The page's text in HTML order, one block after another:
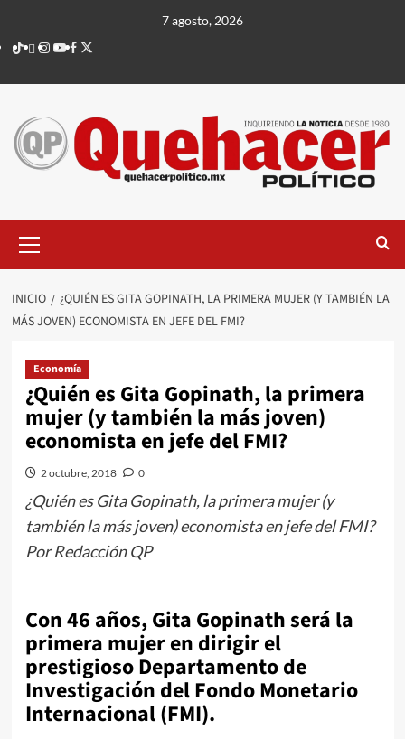
contenido
7 agosto, 2026
TikTok
threads
Instagram
Youtube
Facebook
X
principal
INICIO
¿QUIÉN ES GITA GOPINATH, LA PRIMERA MUJER (Y TAMBIÉN LA
MÁS JOVEN) ECONOMISTA EN JEFE DEL FMI?
Economía
¿Quién es Gita Gopinath, la primera
mujer (y también la más joven)
economista en jefe del FMI?
2 octubre, 2018 0
¿Quién es Gita Gopinath, la primera mujer (y
también la más joven) economista en jefe del FMI?
Por Redacción QP
Con 46 años, Gita Gopinath será la
primera mujer en dirigir el
prestigioso Departamento de
Investigación del Fondo Monetario
Internacional (FMI).